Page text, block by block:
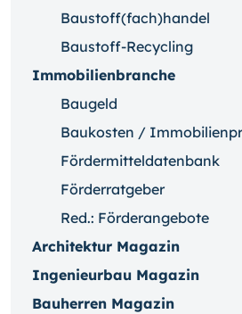
Baustoff(fach)handel
Baustoff-Recycling
Immobilienbranche
Baugeld
Baukosten /
Fördermitteldatenbank
Förderratgeber
Red.: Förderangebote
Architektur Magazin
Ingenieurbau Magazin
Bauherren Magazin